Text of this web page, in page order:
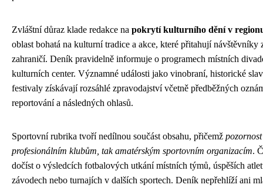
Zvláštní důraz klade redakce na pokrytí kulturního dění v
oblast bohatá na kulturní tradice a akce, které přitahují návštěvníky
zahraničí. Deník pravidelně informuje o programech místních
kulturních center. Významné události jako vinobraní, historické
festivaly získávají rozsáhlé zpravodajství včetně předběžných
reportování a následných ohlasů.
Sportovní rubrika tvoří nedílnou součást obsahu, přičemž
profesionálním klubům, tak amatérským sportovním organizacím.
dočíst o výsledcích fotbalových utkání místních týmů, úspěších
závodech nebo turnajích v dalších sportech. Deník nepřehlíží ani